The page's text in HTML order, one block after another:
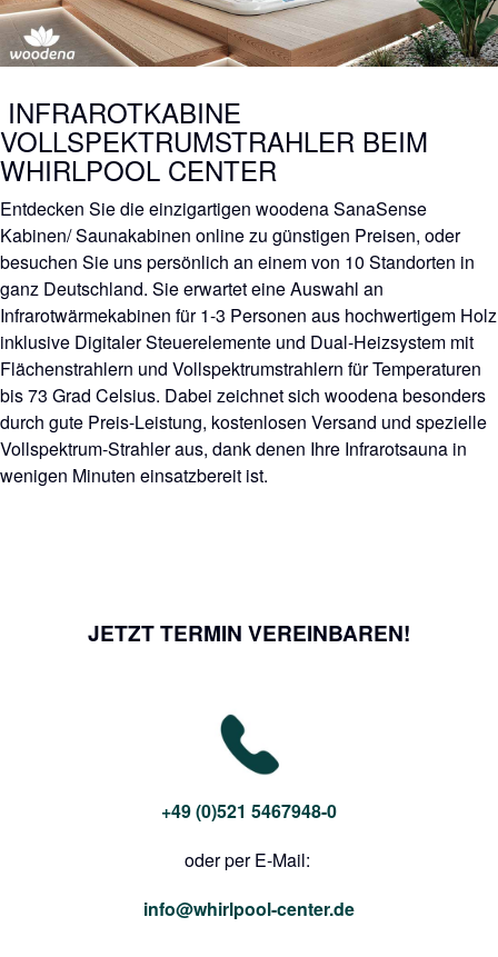
INFRAROTKABINE
VOLLSPEKTRUMSTRAHLER BEIM
WHIRLPOOL CENTER
Entdecken Sie die einzigartigen woodena SanaSense
Kabinen/ Saunakabinen online zu günstigen Preisen, oder
besuchen Sie uns persönlich an einem von 10 Standorten in
ganz Deutschland. Sie erwartet eine Auswahl an
Infrarotwärmekabinen für 1-3 Personen aus hochwertigem Holz
inklusive Digitaler Steuerelemente und Dual-Heizsystem mit
Flächenstrahlern und Vollspektrumstrahlern für Temperaturen
bis 73 Grad Celsius. Dabei zeichnet sich woodena besonders
durch gute Preis-Leistung, kostenlosen Versand und spezielle
Vollspektrum-Strahler aus, dank denen Ihre Infrarotsauna in
wenigen Minuten einsatzbereit ist.
JETZT TERMIN VEREINBAREN!
+49 (0)521 5467948-0
oder per E-Mail:
info@whirlpool-center.de